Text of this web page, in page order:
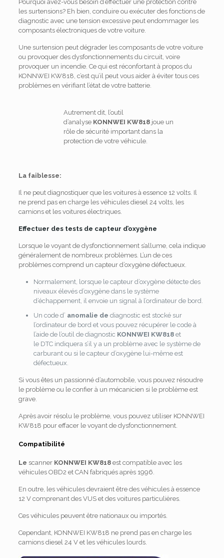
Pourquoi avez-vous besoin d’effectuer une protection contre
les surtensions? Eh bien, conduire ou exécuter des fonctions de
diagnostic avec une tension excessive peut endommager les
composants électroniques de votre voiture.
Une surtension peut dégrader les composants de votre voiture
ou provoquer des dysfonctionnements du circuit, voire
provoquer un incendie. Ce qui est réconfortant à propos du
KONNWEI KW818, c’est qu’il peut vous aider à éviter tous ces
problèmes en vérifiant l’état de votre batterie.
Autrement dit, l’outil
d’analyse KONNWEI KW818joue un
rôle de sécurité important dans la
protection de votre véhicule.
La faiblesse:
Il ne peut diagnostiquer que les voitures à essence 12 volts. Il
ne prend pas en charge les véhicules diesel 24 volts, les
camions et les voitures électriques.
Effectuer des tests de capteur d’oxygène
Lorsque le voyant de dysfonctionnement s’allume, cela indique
généralement de nombreux problèmes. L’un de ces
problèmes comprend un capteur d’oxygène défectueux.
Normalement, lorsque le capteur d’oxygène détecte des
niveaux élevés d’oxygène dans le système
d’échappement, il envoie un signal à l’ordinateur de bord.
Un code d’ anomalie de diagnostic est stocké sur
l’ordinateur de bord et vous pouvez récupérer le code à
l’aide de l’outil de diagnostic KONNWEI KW818et
le DTC indiquera s’il y a un problème avec le système de
carburant ou si le capteur d’oxygène lui-même est
défectueux.
Si vous êtes un passionné d’automobile, vous pouvez résoudre
le problème ou le confier à un mécanicien si le problème est
grave.
Après avoir résolu le problème, vous pouvez utiliser KONNWEI
KW818 pour effacer le voyant de dysfonctionnement.
Compatibilité
Le scanner KONNWEI KW818est compatible avec les
véhicules OBD2 et CAN fabriqués après 1996.
En outre, les véhicules devraient être des véhicules à essence
12 V comprenant des VUS et des voitures particulières.
Ces véhicules peuvent être nationaux ou importés.
Cependant, KONNWEI KW818 ne prend pas en charge les
camions diesel 24 V et les véhicules lourds.